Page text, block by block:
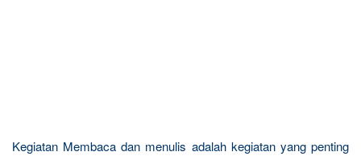
Kegiatan Membaca dan menulis adalah kegiatan yang penting